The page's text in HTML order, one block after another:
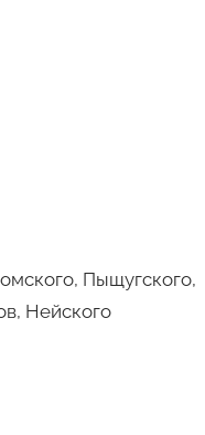
Пыщугского,
Нейского